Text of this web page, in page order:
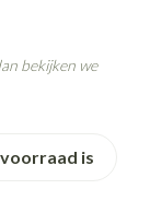
is
bekijken we